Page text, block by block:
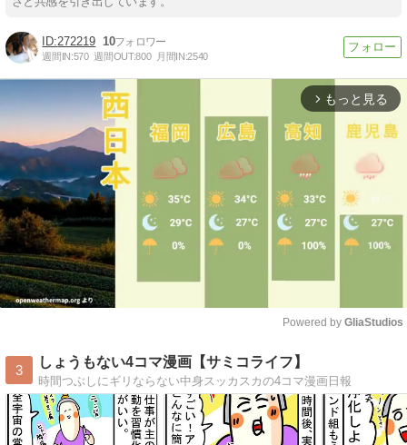
272219 10
週間IN:570 週間OUT:800 月間IN:2540
arrow_forward_ios もっと見る
Powered by GliaStudios
3
しょうもない4コマ漫画【サミコライフ】
時間つぶしにギリならない中身スッカスカの4コマ漫画日報